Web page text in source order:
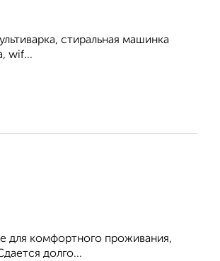
стиральная машинка
wif...
для комфортного проживания,
долго...